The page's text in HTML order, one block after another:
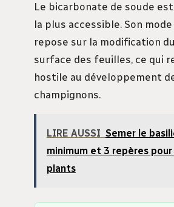
Le bicarbonate de soude
la plus accessible. Son mode
repose sur la modification
surface des feuilles, ce qui
hostile au développement
champignons.
LIRE AUSSI Semer le
minimum et 3 repères pour
plants